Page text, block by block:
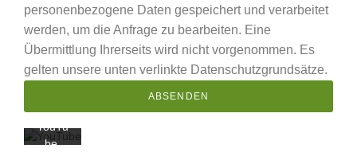
personenbezogene Daten gespeichert und verarbeitet
werden, um die Anfrage zu bearbeiten. Eine
Übermittlung Ihrerseits wird nicht vorgenommen. Es
gelten unsere unten verlinkte Datenschutzgrundsätze.
ABSENDEN
akzept
ieren
Sie die
schutz
ng von
YouTu
be.